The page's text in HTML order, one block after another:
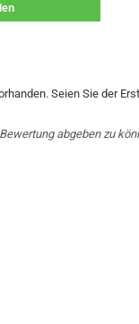
Seien Sie der
abgeben zu